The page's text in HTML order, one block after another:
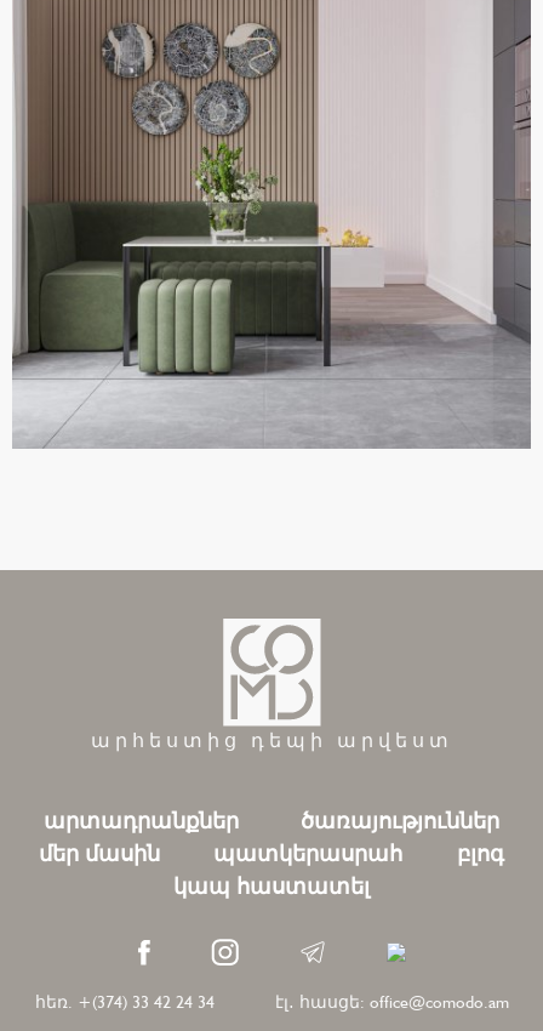
արհեստից դեպի արվեստ
արտադրանքներ
ծառայություններ
մեր մասին
պատկերասրահ
բլոգ
կապ հաստատել
հեռ. +(374) 33 42 24 34 էլ․ հասցե: office@comodo.am